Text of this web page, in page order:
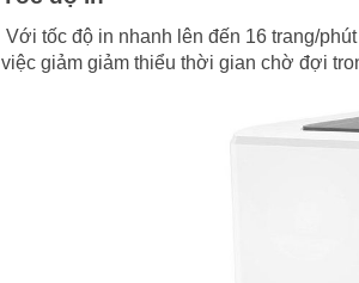
Với tốc độ in nhanh lên đến 16 trang/
việc giảm giảm thiểu thời gian chờ đợi